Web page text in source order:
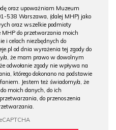
oraz upoważniam Muzeum
538 Warszawa, (dalej MHP) jako
oraz wszelkie podmioty
MHP do przetwarzania moich
i celach niezbędnych do
od dnia wyrażenia tej zgody do
a, że mam prawo w dowolnym
odwołanie zgody nie wpływa na
którego dokonano na podstawie
Jestem też świadomy/a, że
moich danych, do ich
do przenoszenia